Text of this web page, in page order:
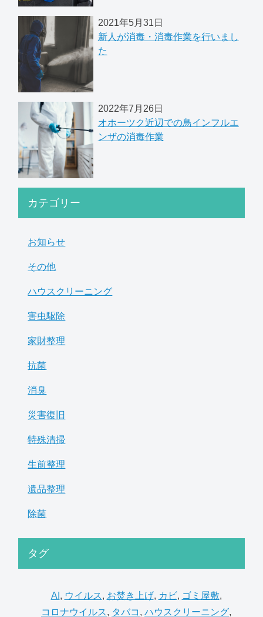
2021年5月31日
新人が消毒・消毒作業を行いまし
た
2022年7月26日
オホーツク近辺での鳥インフルエ
ンザの消毒作業
カテゴリー
お知らせ
その他
ハウスクリーニング
害虫駆除
家財整理
抗菌
消臭
災害復旧
特殊清掃
生前整理
遺品整理
除菌
タグ
AI , ウイルス, お焚き上げ, カビ, ゴミ屋敷,
コロナウイルス, タバコ , ハウスクリーニング,